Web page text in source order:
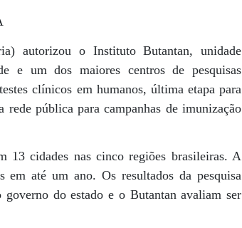
autorizou o Instituto Butantan, unidade
e um dos maiores centros de pesquisas
clínicos em humanos, última etapa para
pública para campanhas de imunização
13 cidades nas cinco regiões brasileiras. A
até um ano. Os resultados da pesquisa
do estado e o Butantan avaliam ser